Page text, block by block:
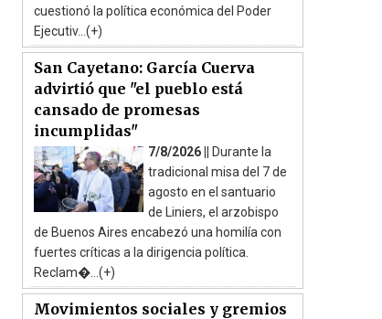
cuestionó la política económica del Poder
Ejecutiv...(+)
San Cayetano: García Cuerva
advirtió que "el pueblo está
cansado de promesas
incumplidas"
7/8/2026 ||
Durante la
tradicional misa del 7 de
agosto en el santuario
de Liniers, el arzobispo
de Buenos Aires encabezó una homilía con
fuertes críticas a la dirigencia política.
Reclam�...(+)
Movimientos sociales y gremios